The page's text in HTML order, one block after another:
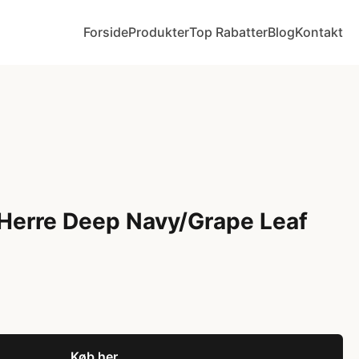
ForsideProdukterTop RabatterBlogKontakt
Deep Navy/Grape Leaf